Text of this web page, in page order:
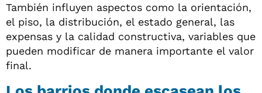
También influyen aspectos como la orientación,
el piso, la distribución, el estado general, las
expensas y la calidad constructiva, variables que
pueden modificar de manera importante el valor
final.